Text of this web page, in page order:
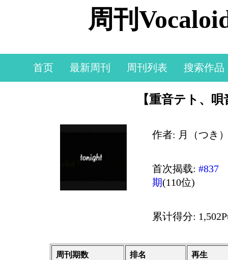
周刊
首页 最新周刊 周刊列表 搜索作品
【重音テト、
作者: 月（つき
首次揭载:#837
期(110位)
累计得分:
周刊期数 排名 再生